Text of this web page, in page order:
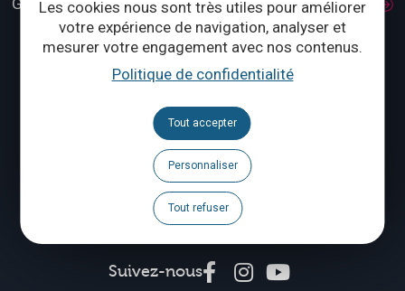
Les cookies nous sont très utiles pour améliorer
votre expérience de navigation, analyser et
mesurer votre engagement avec nos contenus.
Politique de confidentialité
Tout accepter
Personnaliser
Tout refuser
Grand Place 1 – 1370 JodoigneAccès et transport
Tél. :+32 (0)10 56 09 70
Lundi : fermé
Mardi à jeudi : 09:00 – 17:00
Vendredi à dimanche : 10:00 – 18:00
Qui sommes-nous ?
CONTACTEZ-NOUS
Suivez-nous